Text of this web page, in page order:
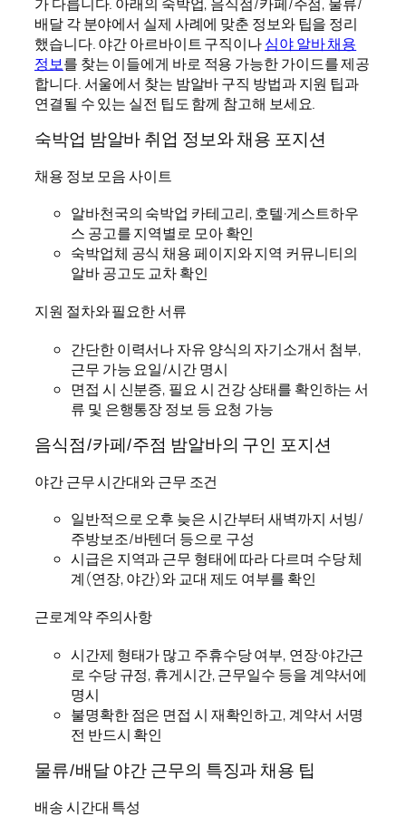
배달 각 분야에서 실제 사례에 맞춘 정보와 팁을 정리
했습니다. 야간 아르바이트 구직이나심야 알바 채용
정보를 찾는 이들에게 바로 적용 가능한 가이드를 제공
합니다. 서울에서 찾는 밤알바 구직 방법과 지원 팁과
연결될 수 있는 실전 팁도 함께 참고해 보세요.
숙박업 밤알바 취업 정보와 채용 포지션
채용 정보 모음 사이트
알바천국의 숙박업 카테고리, 호텔·게스트하우
스 공고를 지역별로 모아 확인
숙박업체 공식 채용 페이지와 지역 커뮤니티의
알바 공고도 교차 확인
지원 절차와 필요한 서류
간단한 이력서나 자유 양식의 자기소개서 첨부,
근무 가능 요일/시간 명시
면접 시 신분증, 필요 시 건강 상태를 확인하는 서
류 및 은행통장 정보 등 요청 가능
음식점/카페/주점 밤알바의 구인 포지션
야간 근무 시간대와 근무 조건
일반적으로 오후 늦은 시간부터 새벽까지 서빙/
주방보조/바텐더 등으로 구성
시급은 지역과 근무 형태에 따라 다르며 수당 체
계(연장, 야간)와 교대 제도 여부를 확인
근로계약 주의사항
시간제 형태가 많고 주휴수당 여부, 연장·야간근
로 수당 규정, 휴게시간, 근무일수 등을 계약서에
명시
불명확한 점은 면접 시 재확인하고, 계약서 서명
전 반드시 확인
물류/배달 야간 근무의 특징과 채용 팁
배송 시간대 특성